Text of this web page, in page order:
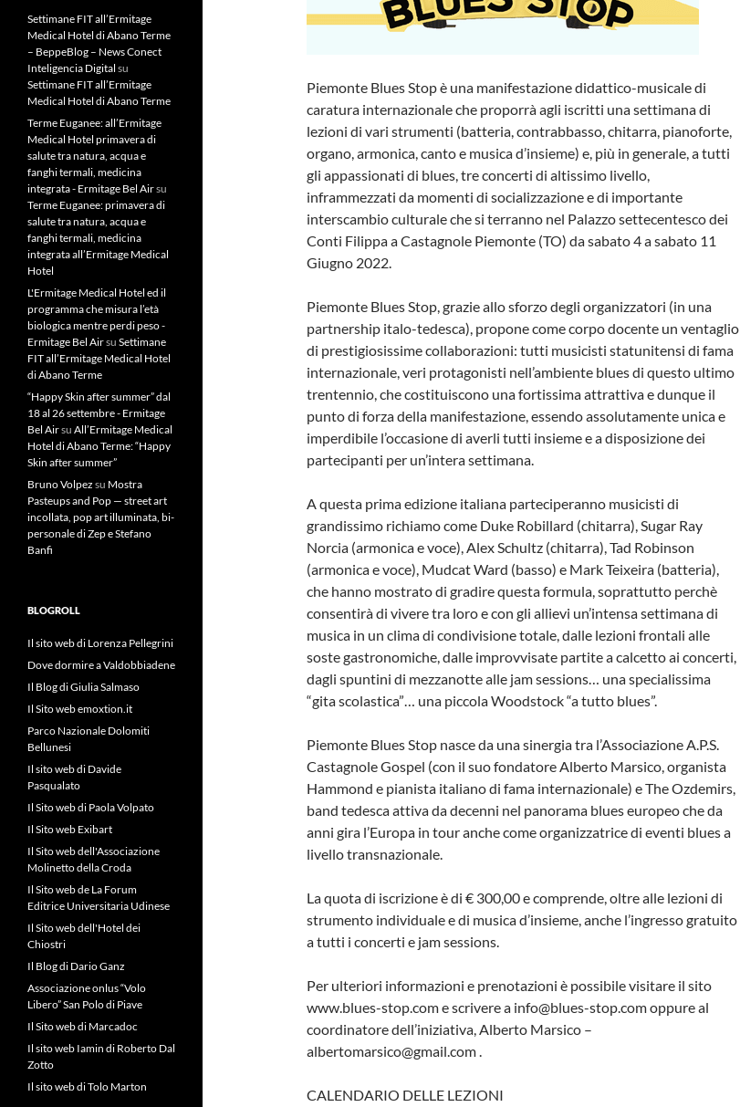
Piemonte Blues Stop è una manifestazione didattico-musicale di
caratura internazionale che proporrà agli iscritti una settimana di
lezioni di vari strumenti (batteria, contrabbasso, chitarra, pianoforte,
organo, armonica, canto e musica d’insieme) e, più in generale, a tutti
gli appassionati di blues, tre concerti di altissimo livello,
inframmezzati da momenti di socializzazione e di importante
interscambio culturale che si terranno nel Palazzo settecentesco dei
Conti Filippa a Castagnole Piemonte (TO) da sabato 4 a sabato 11
Giugno 2022.
Piemonte Blues Stop, grazie allo sforzo degli organizzatori (in una
partnership italo-tedesca), propone come corpo docente un ventaglio
di prestigiosissime collaborazioni: tutti musicisti statunitensi di fama
internazionale, veri protagonisti nell’ambiente blues di questo ultimo
trentennio, che costituiscono una fortissima attrattiva e dunque il
punto di forza della manifestazione, essendo assolutamente unica e
imperdibile l’occasione di averli tutti insieme e a disposizione dei
partecipanti per un’intera settimana.
A questa prima edizione italiana parteciperanno musicisti di
grandissimo richiamo come Duke Robillard (chitarra), Sugar Ray
Norcia (armonica e voce), Alex Schultz (chitarra), Tad Robinson
(armonica e voce), Mudcat Ward (basso) e Mark Teixeira (batteria),
che hanno mostrato di gradire questa formula, soprattutto perchè
consentirà di vivere tra loro e con gli allievi un’intensa settimana di
musica in un clima di condivisione totale, dalle lezioni frontali alle
soste gastronomiche, dalle improvvisate partite a calcetto ai concerti,
dagli spuntini di mezzanotte alle jam sessions… una specialissima
“gita scolastica”… una piccola Woodstock “a tutto blues”.
Piemonte Blues Stop nasce da una sinergia tra l’Associazione A.P.S.
Castagnole Gospel (con il suo fondatore Alberto Marsico, organista
Hammond e pianista italiano di fama internazionale) e The Ozdemirs,
band tedesca attiva da decenni nel panorama blues europeo che da
anni gira l’Europa in tour anche come organizzatrice di eventi blues a
livello transnazionale.
La quota di iscrizione è di € 300,00 e comprende, oltre alle lezioni di
strumento individuale e di musica d’insieme, anche l’ingresso gratuito
a tutti i concerti e jam sessions.
Per ulteriori informazioni e prenotazioni è possibile visitare il sito
www.blues-stop.com e scrivere a info@blues-stop.com oppure al
coordinatore dell’iniziativa, Alberto Marsico –
albertomarsico@gmail.com .
CALENDARIO DELLE LEZIONI
Settimane FIT all’Ermitage
Medical Hotel di Abano Terme
– BeppeBlog – News Conect
Inteligencia Digital su
Settimane FIT all’Ermitage
Medical Hotel di Abano Terme
Terme Euganee: all’Ermitage
Medical Hotel primavera di
salute tra natura, acqua e
fanghi termali, medicina
integrata - Ermitage Bel Airsu
Terme Euganee: primavera di
salute tra natura, acqua e
fanghi termali, medicina
integrata all’Ermitage Medical
Hotel
L'Ermitage Medical Hotel ed il
programma che misura l’età
biologica mentre perdi peso -
Ermitage Bel Airsu Settimane
FIT all’Ermitage Medical Hotel
di Abano Terme
“Happy Skin after summer” dal
18 al 26 settembre - Ermitage
Bel Airsu All’Ermitage Medical
Hotel di Abano Terme: “Happy
Skin after summer”
Bruno Volpez su Mostra
Pasteups and Pop — street art
incollata, pop art illuminata, bi-
personale di Zep e Stefano
Banfi
BLOGROLL
Il sito web di Lorenza Pellegrini
Dove dormire a Valdobbiadene
Il Blog di Giulia Salmaso
Il Sito web emoxtion.it
Parco Nazionale Dolomiti
Bellunesi
Il sito web di Davide
Pasqualato
Il Sito web di Paola Volpato
Il Sito web Exibart
Il Sito web dell'Associazione
Molinetto della Croda
Il Sito web de La Forum
Editrice Universitaria Udinese
Il Sito web dell'Hotel dei
Chiostri
Il Blog di Dario Ganz
Associazione onlus “Volo
Libero” San Polo di Piave
Il Sito web di Marcadoc
Il sito web Iamin di Roberto Dal
Zotto
Il sito web di Tolo Marton